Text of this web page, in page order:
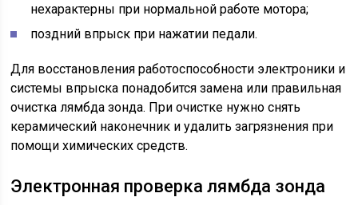
нехарактерны при нормальной работе мотора;
поздний впрыск при нажатии педали.
Для восстановления работоспособности электроники и
системы впрыска понадобится замена или правильная
очистка лямбда зонда. При очистке нужно снять
керамический наконечник и удалить загрязнения при
помощи химических средств.
Электронная проверка лямбда зонда